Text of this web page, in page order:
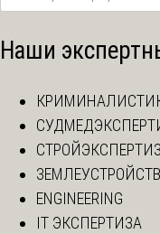
Наши
ENGINEERING
IT ЭКСПЕРТИЗА